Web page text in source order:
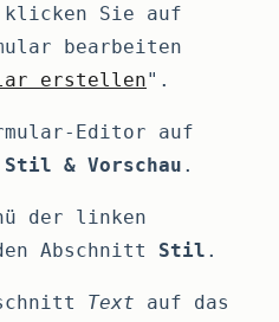
klicken Sie auf
bearbeiten
erstellen".
Editor auf
Stil & Vorschau .
der linken
Abschnitt Stil .
Text auf das